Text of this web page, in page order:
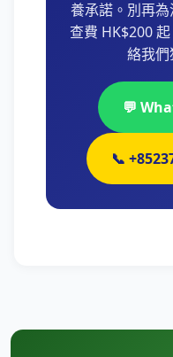
養承諾。別再
查費 HK$200
絡我們
💬
📞